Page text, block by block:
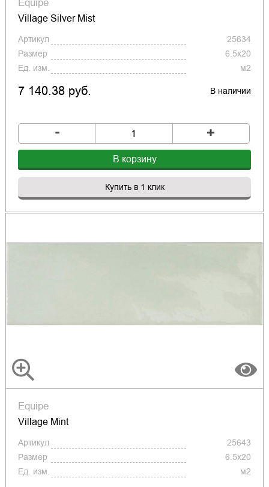
Village Silver Mist
Артикул
25634
Размер
6.5x20
Ед. изм.
м2
7 140.38 руб. В наличии
- +
В корзину
Купить в 1 клик
Equipe
Village Mint
Артикул
25643
Размер
6.5x20
Ед. изм.
м2